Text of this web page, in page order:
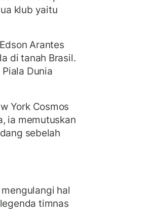
klub yaitu
Arantes
di tanah Brasil.
Dunia
York Cosmos
ia memutuskan
sebelah
hal
timnas